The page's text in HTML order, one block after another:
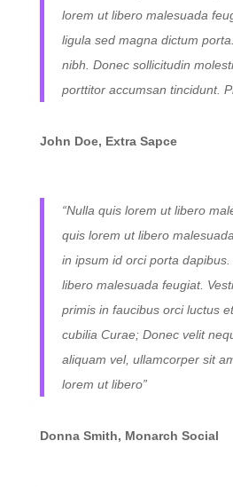
lorem ut libero malesuada
ligula sed magna dictum
nibh. Donec sollicitudin
porttitor accumsan tincidunt.
John Doe, Extra Sapce
“Nulla quis lorem ut libero
quis lorem ut libero
in ipsum id orci porta
libero malesuada feugiat.
primis in faucibus orci luctus
cubilia Curae; Donec velit
aliquam vel, ullamcorper sit
lorem ut libero”
Donna Smith, Monarch Social